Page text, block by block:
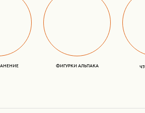
ШОУРУМЫ
ДОСТАВКА И ОПЛАТА
БЛОГ И НОВОСТИ